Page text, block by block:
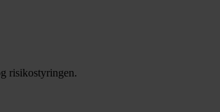
risikostyringen.